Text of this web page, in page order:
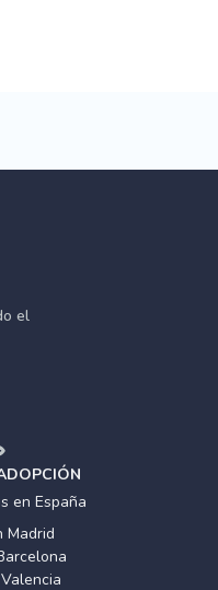
el
en España
Madrid